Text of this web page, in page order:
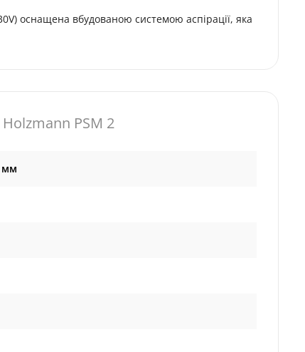
оснащена вбудованою системою аспірації, яка
PSM 2
мм